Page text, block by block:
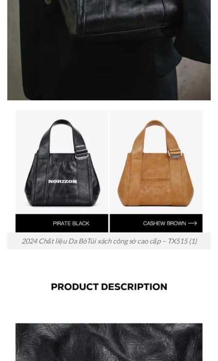
2024 Chất liệu Da BòTúi xách công sở cao cấp – TX515 (1)